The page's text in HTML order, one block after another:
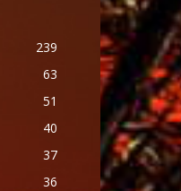
239
63
51
40
37
36